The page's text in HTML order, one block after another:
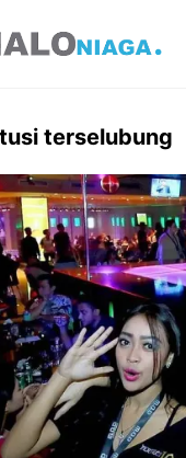
terselubung